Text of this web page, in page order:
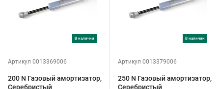
в наличии
Артикул 0013369006
200 N Газовый амортизатор,
Серебристый
в наличии
Артикул 0013379006
250 N Газовый амортизатор,
Серебристый